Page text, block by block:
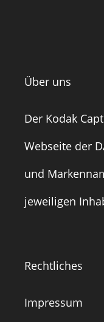
Über uns
Der Kodak
Webseite der
und
jeweiligen
Rechtliches
Impressum